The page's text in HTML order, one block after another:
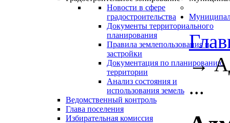
Новости в сфере
градостроительства
Документы территориального
планирования
Правила землепользования и
застройки
Документация по планированию
территории
Анализ состояния и
использования земель
Ведомственный контроль
Глава поселения
Избирательная комиссия
→
...